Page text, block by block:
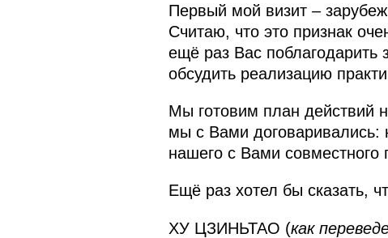
Первый мой визит –
Считаю, что это признак
ещё раз Вас
обсудить реализацию
Мы готовим план действий
мы с Вами договаривались:
нашего с Вами
Ещё раз хотел бы сказать,
ХУ ЦЗИНЬТАО (как